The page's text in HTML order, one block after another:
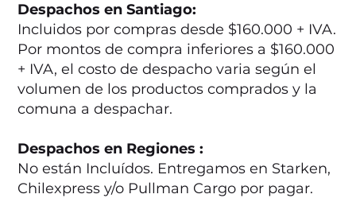
Despachos en Santiago:
Incluidos por compras desde $160.000 + IVA.
Por montos de compra inferiores a $160.000
+ IVA, el costo de despacho varia según el
volumen de los productos comprados y la
comuna a despachar.
Despachos en Regiones :
No están Incluídos. Entregamos en Starken,
Chilexpress y/o Pullman Cargo por pagar.